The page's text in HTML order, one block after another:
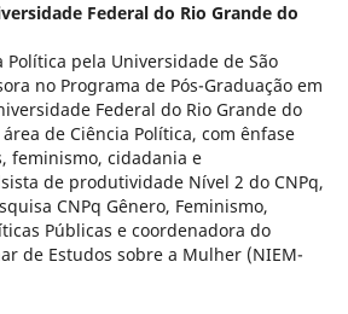
Federal do Rio Grande do
Política pela Universidade de São
no Programa de Pós-Graduação em
Federal do Rio Grande do
área de Ciência Política, com ênfase
feminismo, cidadania e
de produtividade Nível 2 do CNPq,
CNPq Gênero, Feminismo,
Públicas e coordenadora do
de Estudos sobre a Mulher (NIEM-